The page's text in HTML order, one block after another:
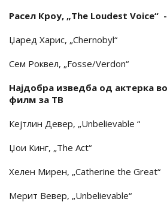
Расел Кроу, „The Loudest Voice“
Џаред Харис, „Chernobyl“
Сем Роквел, „Fosse/Verdon“
Најдобра изведба од актерка
филм за ТВ
Кејтлин Девер, „Unbelievable “
Џои Кинг, „The Act“
Хелен Мирен, „Catherine the Great“
Мерит Вевер, „Unbelievable“